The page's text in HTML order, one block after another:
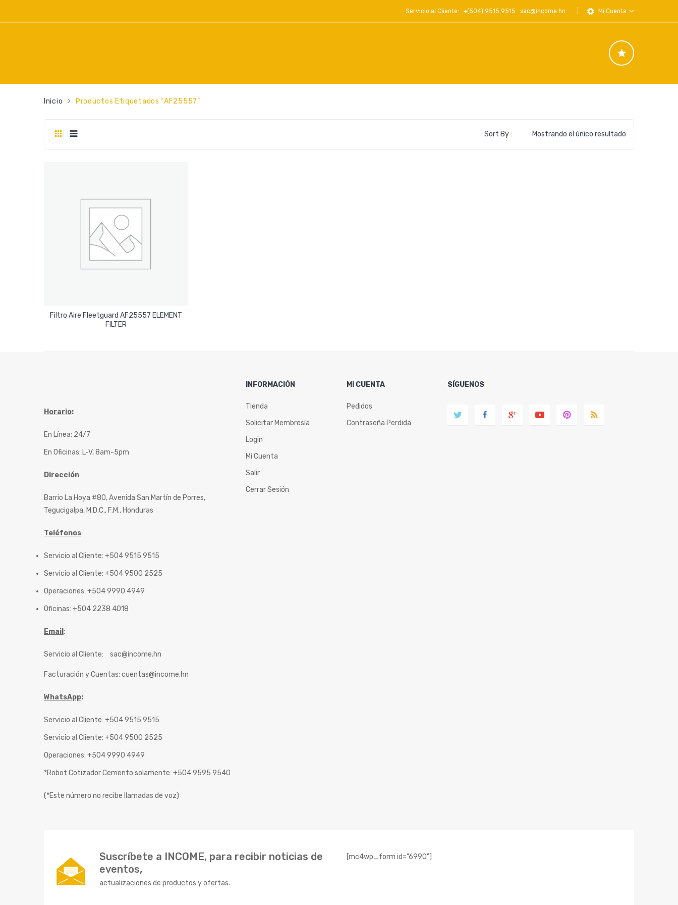
Servicio al Cliente: +(504) 9515 9515 sac@income.hn Mi Cuenta
Inicio Productos Etiquetados “AF25557”
Mostrando el único resultado
Sort By :
Filtro Aire Fleetguard AF25557 ELEMENT
FILTER
Leer Más
Horario:
En Línea: 24/7
En Oficinas: L-V, 8am-5pm
Dirección:
Barrio La Hoya #80, Avenida San Martín de Porres,
Tegucigalpa, M.D.C., F.M., Honduras
Teléfonos:
Servicio al Cliente: +504 9515 9515
Servicio al Cliente: +504 9500 2525
Operaciones: +504 9990 4949
Oficinas: +504 2238 4018
Email :
Servicio al Cliente: sac@income.hn
Facturación y Cuentas: cuentas@income.hn
WhatsApp:
Servicio al Cliente: +504 9515 9515
Servicio al Cliente: +504 9500 2525
Operaciones: +504 9990 4949
*Robot Cotizador Cemento solamente: +504 9595 9540
(*Este número no recibe llamadas de voz)
INFORMACIÓN
Tienda
Solicitar Membresía
Login
Mi Cuenta
Salir
Cerrar Sesión
MI CUENTA
Pedidos
Contraseña Perdida
SÍGUENOS
Suscríbete a INCOME, para recibir noticias de
eventos,
actualizaciones de productos y ofertas.
[mc4wp_form id="6990"]